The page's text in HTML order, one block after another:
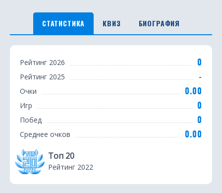
СТАТИСТИКА КВИЗ БИОГРАФИЯ
С
т
и
Рейтинг 2026 0
Рейтинг 2025 -
Очки 0.00
Игр 0
Побед 0
Среднее очков 0.00
Топ 20
Рейтинг 2022